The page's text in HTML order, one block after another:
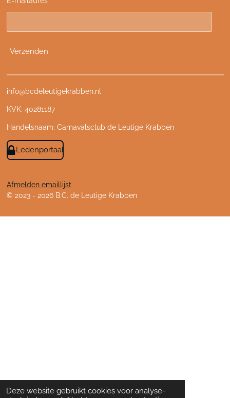
Deze website gebruikt cookies voor analyse-
k
a
m
Verzenden
info@bcdeleutigekrabben.nl
KVK: 40281187
Handelsnaam: Carnavalsclub de Leutige Krabben
Ledenportaal
Afmelden emaillijst
© 2023 - 2026 B.C. de Leutige Krabben